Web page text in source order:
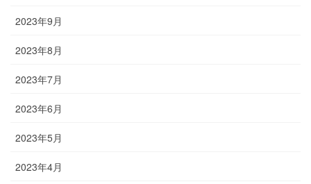
2023年9月
2023年8月
2023年7月
2023年6月
2023年5月
2023年4月